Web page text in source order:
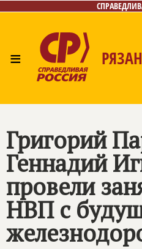
≡
Григорий
Геннадий
провели
НВП с